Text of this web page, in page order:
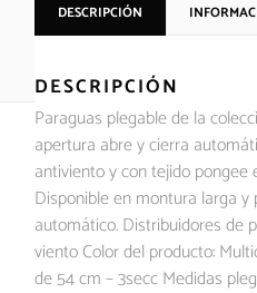
DESCRIPCIÓN
DESCRIPCIÓN
Paraguas plegable de la
apertura abre y cierra
antiviento y con tejido
Disponible en montura larga
automático. Distribuidores de
viento Color del producto:
de 54 cm – 3secc Medidas